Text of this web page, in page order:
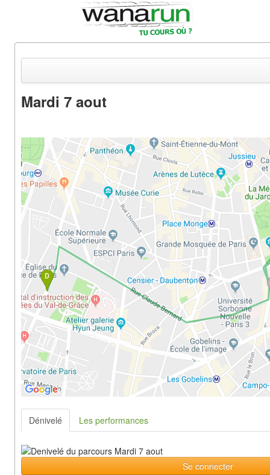
Equipements & Tests
Parcours & Courses
Outils & Réseaux
Mardi 7 aout
Dénivelé Les performances
Se connecter